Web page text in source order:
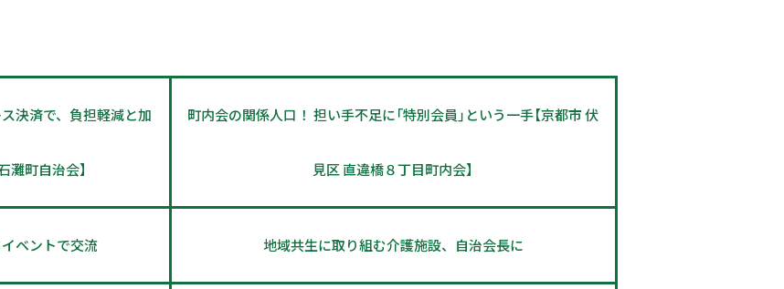
決済で、負担軽減と加
灘町自治会】
町内会の関係人口！ 担い手不足に「特別会員」という一手【京都市 伏
見区 直違橋８丁目町内会】
ベントで交流 地域共生に取り組む介護施設、自治会長に